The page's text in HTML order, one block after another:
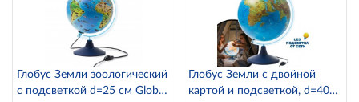
Глобус Земли зоологический
с подсветкой d=25 см Globen
Глобус Земли с двойной
картой и подсветкой, d=40